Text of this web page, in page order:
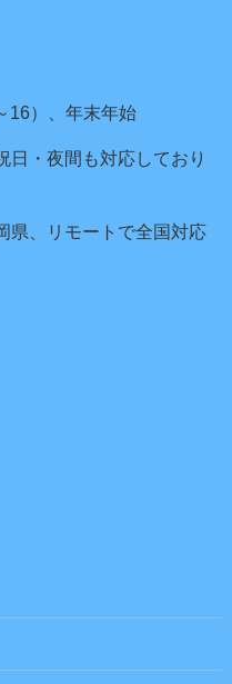
16）、年末年始
・夜間も対応しており
、リモートで全国対応